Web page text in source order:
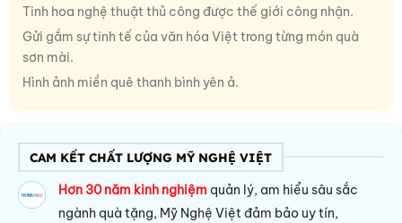
Tinh hoa nghệ thuật thủ công được thế giới công nhận.
Gửi gắm sự tinh tế của văn hóa Việt trong từng món quà
sơn mài.
Hình ảnh miền quê thanh bình yên ả.
CAM KẾT CHẤT LƯỢNG MỸ NGHỆ VIỆT
Hơn 30 năm kinh nghiệm quản lý, am hiểu sâu sắc
ngành quà tặng, Mỹ Nghệ Việt đảm bảo uy tín,